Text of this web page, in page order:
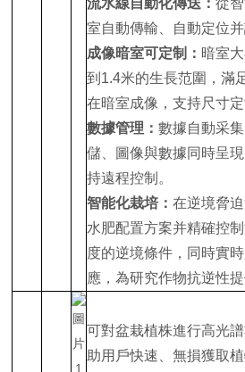
流水線自動化傳送：從
室自動傳輸、自動定位并
成像暗室可定制： 暗室
到1.4米的生長范圍，滿
在暗室成像，支持尺寸定
數據管理：數據自動采
儲、圖像與數據同時呈
持遠程控制。
智能化栽培：在逆境脅
水肥配置方案并精確控
度的逆境條件，同時實
應，為研究作物抗逆性
可對盆栽植株進行高光
助用戶快速、無損獲取